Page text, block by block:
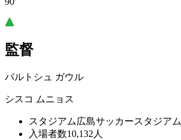
監督
バルトシュ ガウル
シスコ ムニョス
スタジアム 広島サッカースタジアム
入場者数10,132人